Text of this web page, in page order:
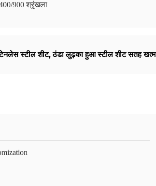
900 श्रृंखला
स्टील शीट,ठंडा लुढ़का हुआ स्टील शीट सतह खत्म